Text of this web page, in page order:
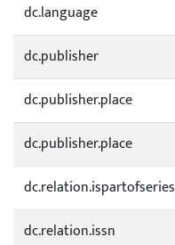
dc.language
dc.publisher
dc.publisher.place
dc.publisher.place
dc.relation.ispartofseries
dc.relation.issn